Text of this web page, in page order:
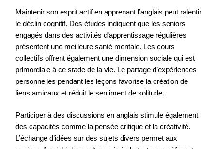
Maintenir son esprit actif en apprenant l’anglais peut ralentir
le déclin cognitif. Des études indiquent que les seniors
engagés dans des activités d’apprentissage régulières
présentent une meilleure santé mentale. Les cours
collectifs offrent également une dimension sociale qui est
primordiale à ce stade de la vie. Le partage d’expériences
personnelles pendant les leçons favorise la création de
liens amicaux et réduit le sentiment de solitude.
Participer à des discussions en anglais stimule également
des capacités comme la pensée critique et la créativité.
L’échange d’idées sur des sujets divers permet aux